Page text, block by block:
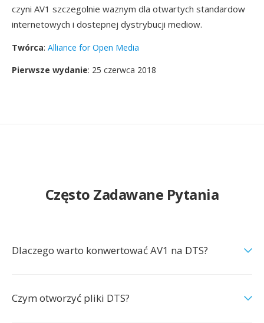
czyni AV1 szczegolnie waznym dla otwartych standardow
internetowych i dostepnej dystrybucji mediow.
Twórca: Alliance for Open Media
Pierwsze wydanie: 25 czerwca 2018
Często Zadawane Pytania
Dlaczego warto konwertować AV1 na DTS?
Czym otworzyć pliki DTS?